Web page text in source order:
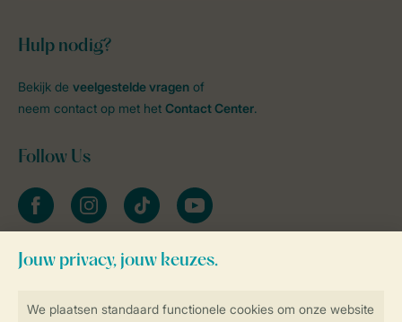
Hulp nodig?
Bekijk de veelgestelde vragen of
neem contact op met het Contact Center.
Follow Us
facebookinstagramtiktok youtube
Blijf op de hoogte